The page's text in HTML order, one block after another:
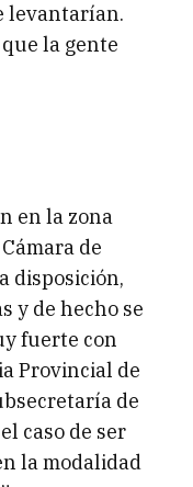
levantarían.
la gente
en la zona
de
disposición,
y de hecho se
fuerte con
Provincial de
de
caso de ser
la modalidad